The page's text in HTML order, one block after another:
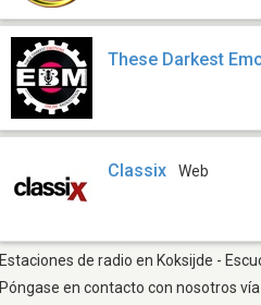
These Darkest
Classix Web
Estaciones de radio en Koksijde -
Póngase en contacto con nosotros